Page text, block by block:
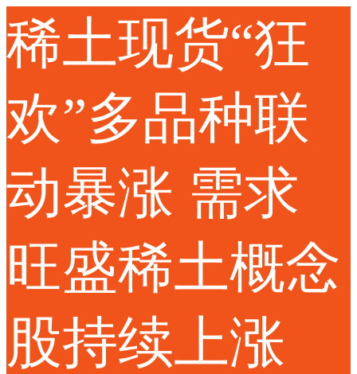
稀土现货“狂
欢”多品种联
动暴涨 需求
旺盛稀土概念
股持续上涨